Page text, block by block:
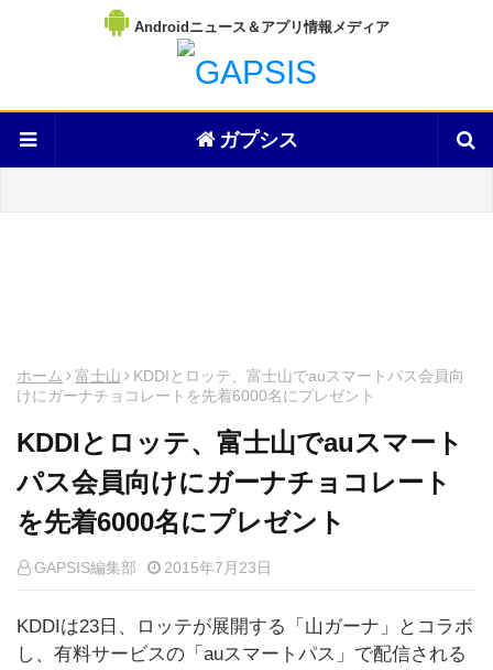
Androidニュース＆アプリ情報メディア
ガプシス
ホーム 富士山
KDDIとロッテ、富士山でauスマートパス会員向
けにガーナチョコレートを先着6000名にプレゼント
KDDIとロッテ、富士山でauスマート
パス会員向けにガーナチョコレート
を先着6000名にプレゼント
GAPSIS編集部 2015年7月23日
KDDIは23日、ロッテが展開する「山ガーナ」とコラボ
し、有料サービスの「auスマートパス」で配信される